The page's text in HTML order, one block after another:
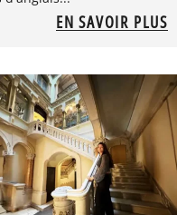
EN SAVOIR PLUS